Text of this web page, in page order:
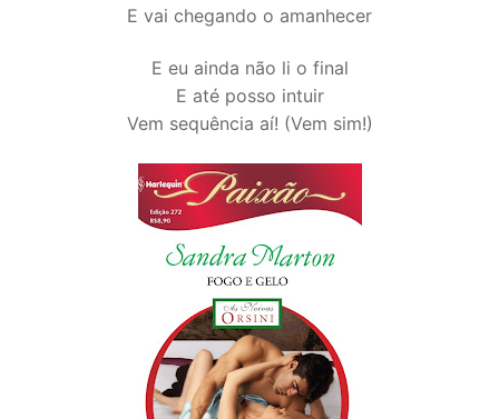
E vai chegando o amanhecer
E eu ainda não li o final
E até posso intuir
Vem sequência aí! (Vem sim!)